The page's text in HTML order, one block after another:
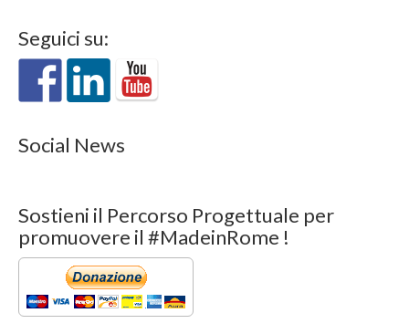
Seguici su:
Social News
Sostieni il Percorso Progettuale per
promuovere il #MadeinRome !